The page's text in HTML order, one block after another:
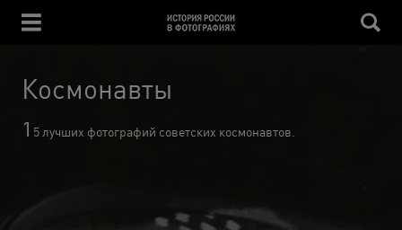
Космонавты
1 5 лучших фотографий советских космонавтов.